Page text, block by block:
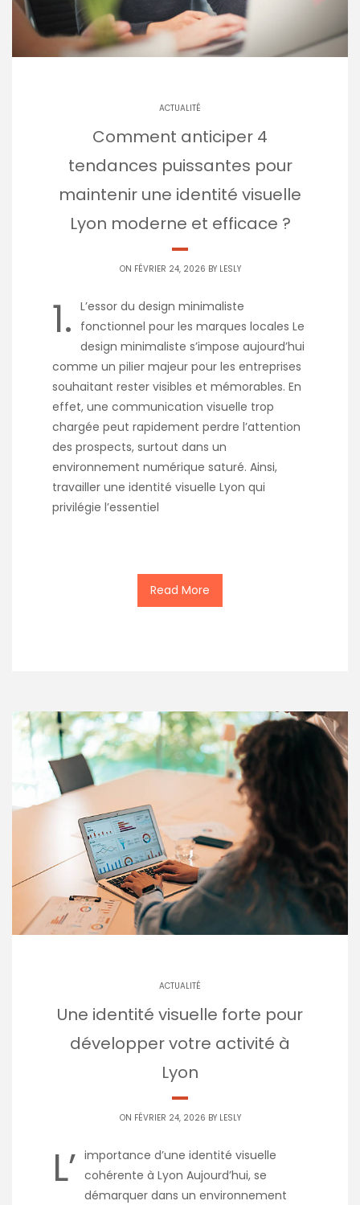
ACTUALITÉ
Comment anticiper 4
tendances puissantes pour
maintenir une identité visuelle
Lyon moderne et efficace ?
ON FÉVRIER 24, 2026 BY LESLY
1. L’essor du design minimaliste
fonctionnel pour les marques locales Le
design minimaliste s’impose aujourd’hui
comme un pilier majeur pour les entreprises
souhaitant rester visibles et mémorables. En
effet, une communication visuelle trop
chargée peut rapidement perdre l’attention
des prospects, surtout dans un
environnement numérique saturé. Ainsi,
travailler une identité visuelle Lyon qui
privilégie l’essentiel
Read More
ACTUALITÉ
Une identité visuelle forte pour
développer votre activité à
Lyon
ON FÉVRIER 24, 2026 BY LESLY
L’ importance d’une identité visuelle
cohérente à Lyon Aujourd’hui, se
démarquer dans un environnement